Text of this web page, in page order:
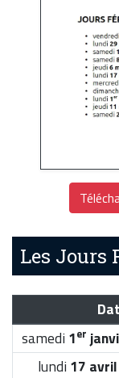
Les Jours
samedi 1er
lundi 17